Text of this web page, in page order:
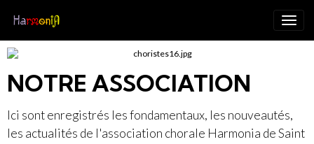
NOTRE ASSOCIATION
Ici sont enregistrés les fondamentaux, les nouveautés,
les actualités de l'association chorale Harmonia de Saint